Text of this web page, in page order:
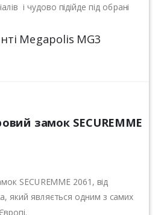
і чудово підійде під обрані
замок SECUREMME
SECUREMME 2061, від
який являється одним з самих